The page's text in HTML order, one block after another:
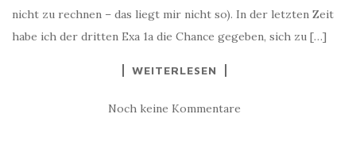
nicht zu rechnen – das liegt mir nicht so). In der letzten Zeit
habe ich der dritten Exa 1a die Chance gegeben, sich zu […]
WEITERLESEN
Noch keine Kommentare